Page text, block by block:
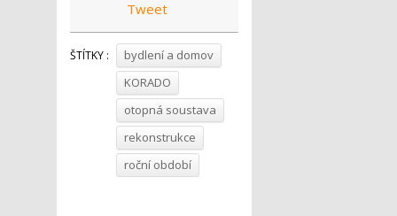
Tweet
ŠTÍTKY :
bydlení a domov
KORADO
otopná soustava
rekonstrukce
roční období